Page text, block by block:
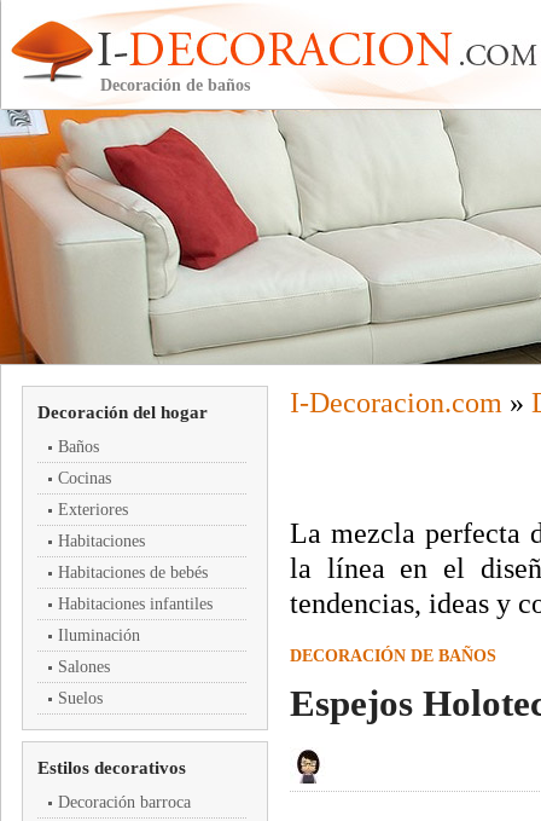
Decoración de baños
Decoración del hogar
Baños
Cocinas
Exteriores
Habitaciones
Habitaciones de bebés
Habitaciones infantiles
Iluminación
Salones
Suelos
Estilos decorativos
Decoración barroca
I-Decoracion.com »
La mezcla perfecta
la línea en el
tendencias, ideas y
DECORACIÓN DE BAÑOS
Espejos